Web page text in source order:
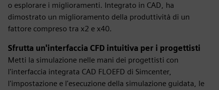
o esplorare i miglioramenti. Integrato in CAD, ha
dimostrato un miglioramento della produttività di un
fattore compreso tra x2 e x40.
Sfrutta un'interfaccia CFD intuitiva per i progettisti
Metti la simulazione nelle mani dei progettisti con
l'interfaccia integrata CAD FLOEFD di Simcenter,
l'impostazione e l'esecuzione della simulazione guidata, le